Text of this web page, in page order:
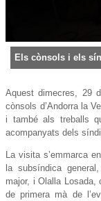
Els cònsols i els
Aquest dimecres, 29
cònsols d’Andorra la
i també als treballs
acompanyats dels
La visita s’emmarca
la subsíndica
major, i Olalla Losada,
de primera mà de